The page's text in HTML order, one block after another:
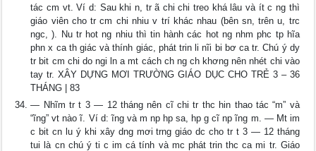
tác cm vt. Ví d: Sau khi n, tr ã chi chi treo khá lâu và ít c ng thì
giáo viên cho tr cm chi nhiu v trí khác nhau (bên sn, trên u, trc
ngc, ). Nu tr hot ng nhiu thì tin hành các hot ng nhm phc tp hĩa
phn x ca th giác và thính giác, phát trin li nĩi bi bơ ca tr. Chú ý dy
tr bit cm chi do ngi ln a mt cách ch ng ch khơng nên nhét chi vào
tay tr. XÂY DỰNG MƠI TRƯỜNG GIÁO DỤC CHO TRẺ 3 – 36
THÁNG | 83
— Nhĩm tr t 3 — 12 tháng nên cĩ chi tr thc hin thao tác “m” và
“ĩng” vt nào ĩ. Ví d: ĩng và m np hp sa, hp g cĩ np ĩng m. — Mt im
c bit cn lu ý khi xây dng mơi trng giáo dc cho tr t 3 — 12 tháng
tui là cn chú ý ti c im cá tính và mc phát trin thc ca mi tr. Giáo